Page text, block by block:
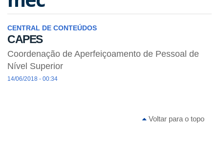
CENTRAL DE CONTEÚDOS
CAPES
Coordenação de Aperfeiçoamento de Pessoal de
Nível Superior
14/06/2018 - 00:34
Voltar para o topo